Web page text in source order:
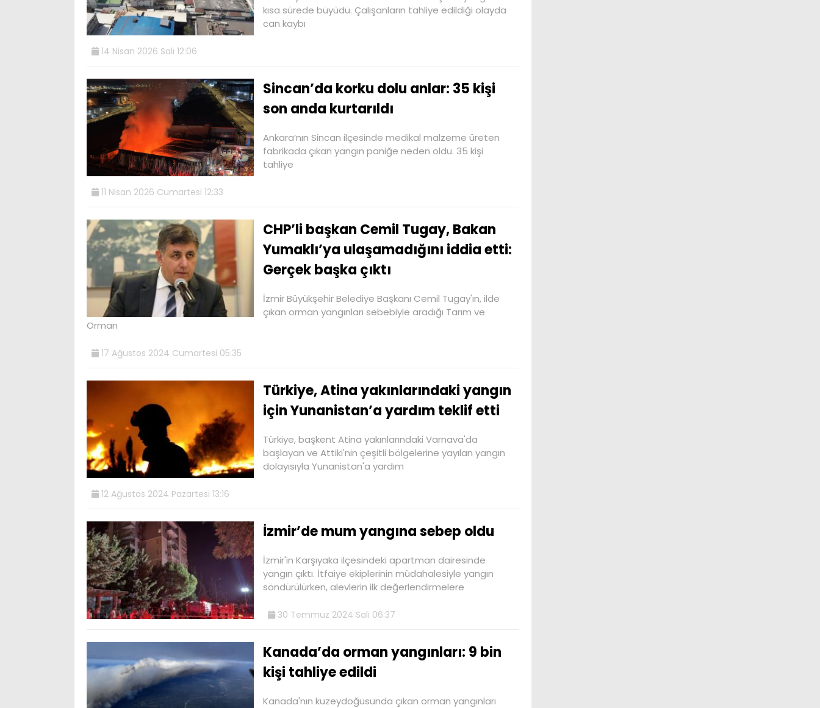
kısa sürede büyüdü. Çalışanların tahliye edildiği olayda
can kaybı
14 Nisan 2026 Salı 12:06
Sincan’da korku dolu anlar: 35 kişi
son anda kurtarıldı
Ankara’nın Sincan ilçesinde medikal malzeme üreten
fabrikada çıkan yangın paniğe neden oldu. 35 kişi
tahliye
11 Nisan 2026 Cumartesi 12:33
CHP’li başkan Cemil Tugay, Bakan
Yumaklı’ya ulaşamadığını iddia etti:
Gerçek başka çıktı
İzmir Büyükşehir Belediye Başkanı Cemil Tugay'ın, ilde
çıkan orman yangınları sebebiyle aradığı Tarım ve
Orman
17 Ağustos 2024 Cumartesi 05:35
Türkiye, Atina yakınlarındaki yangın
için Yunanistan’a yardım teklif etti
Türkiye, başkent Atina yakınlarındaki Varnava'da
başlayan ve Attiki'nin çeşitli bölgelerine yayılan yangın
dolayısıyla Yunanistan'a yardım
12 Ağustos 2024 Pazartesi 13:16
İzmir’de mum yangına sebep oldu
İzmir'in Karşıyaka ilçesindeki apartman dairesinde
yangın çıktı. İtfaiye ekiplerinin müdahalesiyle yangın
söndürülürken, alevlerin ilk değerlendirmelere
30 Temmuz 2024 Salı 06:37
Kanada’da orman yangınları: 9 bin
kişi tahliye edildi
Kanada'nın kuzeydoğusunda çıkan orman yangınları